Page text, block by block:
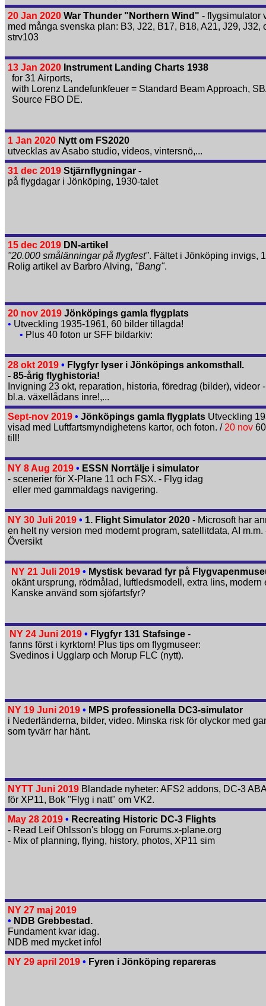
20 Jan 2020 War Thunder "Northern Wind" - flygsimulator
med många svenska plan: B3, J22, B17, B18, A21, J29, J32,
strv103
13 Jan 2020 Instrument Landing Charts 1938
for 31 Airports,
with Lorenz Landefunkfeuer = Standard Beam Approach,
Source FBO DE.
1 Jan 2020 Nytt om FS2020
utvecklas av Asabo studio, videos, vintersnö,...
31 dec 2019 Stjärnflygningar -
på flygdagar i Jönköping, 1930-talet
15 dec 2019 DN-artikel
"20.000 smålänningar på flygfest". Fältet i Jönköping invigs,
Rolig artikel av Barbro Alving, "Bang".
20 nov 2019 Jönköpings gamla flygplats
• Utveckling 1935-1961, 60 bilder tillagda!
• Plus 40 foton ur SFF bildarkiv:
28 okt 2019 • Flygfyr lyser i Jönköpings ankomsthall.
- 85-årig flyghistoria!
Invigning 23 okt, reparation, historia, föredrag (bilder), videor -
bl.a. växellådans inre!,...
Sept-nov 2019 • Jönköpings gamla flygplats Utveckling
visad med Luftfartsmyndig­hetens kartor, och foton. / 20 nov
till!
NY 8 Aug 2019 • ESSN Norrtälje i simulator
- scenerier för X-Plane 11 och FSX. - Flyg idag
eller med gammaldags navigering.
NY 30 Juli 2019 • 1. Flight Simulator 2020 - Microsoft har
en helt ny version med modernt program, satellitdata, AI m.m.
Översikt
NY 21 Juli 2019 • Mystisk bevarad fyr på
okänt ursprung, rödmålad, luftledsmodell, extra lins, modern
Kanske använd som sjöfartsfyr?
NY 24 Juni 2019 • Flygfyr 131 Stafsinge-
fanns först i kyrktorn! Plus tips om flygmuseer:
Svedinos i Ugglarp och Morup FLC (nytt).
NY 19 Juni 2019 • MPS professionella DC3-simulator
i Nederländerna, bilder, video. Minska risk för olyckor med
som tyvärr har hänt.
NYTT Juni 2019 Blandade nyheter: AFS2 addons, DC-3
för XP11, Bok "Flyg i natt" om VK2.
May 28 2019 • Recreating Historic DC-3 Flights
- Read Leif Ohlsson's blogg on Forums.x-plane.org
- Mix of planning, flying, history, photos, XP11 sim
NY 27 maj 2019
• NDB Grebbestad.
Fundament kvar idag.
NDB med mycket info!
NY 29 april 2019 • Fyren i Jönköping repareras